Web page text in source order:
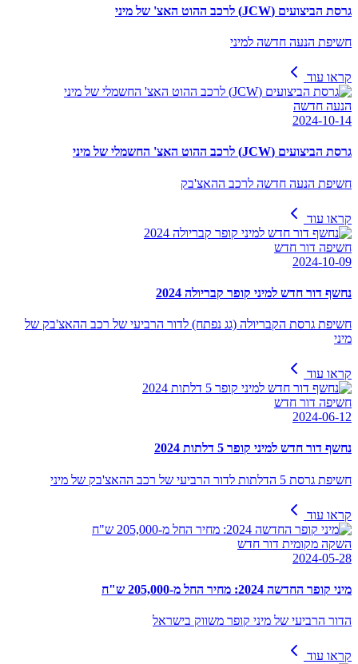
גרסת הביצועים (JCW) לרכב ההוט האצ' של מיני
חשיפת הנעה חדשה למיני
קראו עוד
הנעה חדשה
2024-10-14
גרסת הביצועים (JCW) לרכב ההוט האצ' החשמלי של מיני
חשיפת הנעה חדשה לרכב ההאצ'בק
קראו עוד
חשיפה דור חדש
2024-10-09
נחשף דור חדש למיני קופר קבריולה 2024
חשיפת גרסת הקבריולה (גג נפתח) לדור הרביעי של רכב ההאצ'בק של
מיני
קראו עוד
חשיפה דור חדש
2024-06-12
נחשף דור חדש למיני קופר 5 דלתות 2024
חשיפת גרסת 5 הדלתות לדור הרביעי של רכב ההאצ'בק של מיני
קראו עוד
השקה מקומית דור חדש
2024-05-28
מיני קופר החדשה 2024: מחיר החל מ-205,000 ש"ח
הדור הרביעי של מיני קופר משווק בישראל
קראו עוד